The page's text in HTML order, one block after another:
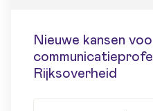
Nieuwe kansen
Rijksoverheid